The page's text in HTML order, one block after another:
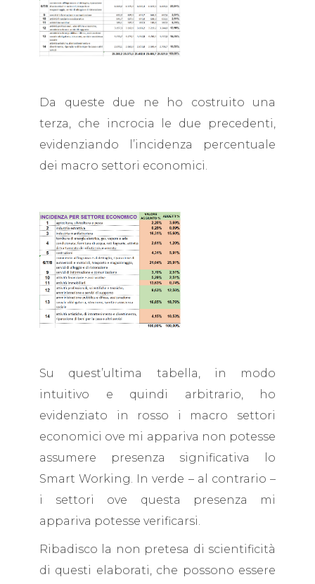
Da queste due ne ho costruito una
terza, che incrocia le due precedenti,
evidenziando l’incidenza percentuale
dei macro settori economici.
Su quest’ultima tabella, in modo
intuitivo e quindi arbitrario, ho
evidenziato in rosso i macro settori
economici ove mi appariva non potesse
assumere presenza significativa lo
Smart Working. In verde – al contrario –
i settori ove questa presenza mi
appariva potesse verificarsi.
Ribadisco la non pretesa di scientificità
di questi elaborati, che possono essere